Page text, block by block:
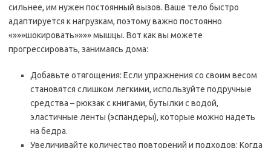
сильнее, им нужен постоянный вызов. Ваше тело быстро
адаптируется к нагрузкам, поэтому важно постоянно
«»»»шокировать»»»» мышцы. Вот как вы можете
прогрессировать, занимаясь дома:
Добавьте отягощения: Если упражнения со своим весом
становятся слишком легкими, используйте подручные
средства – рюкзак с книгами, бутылки с водой,
эластичные ленты (эспандеры), которые можно надеть
на бедра.
Увеличивайте количество повторений и подходов: Когда